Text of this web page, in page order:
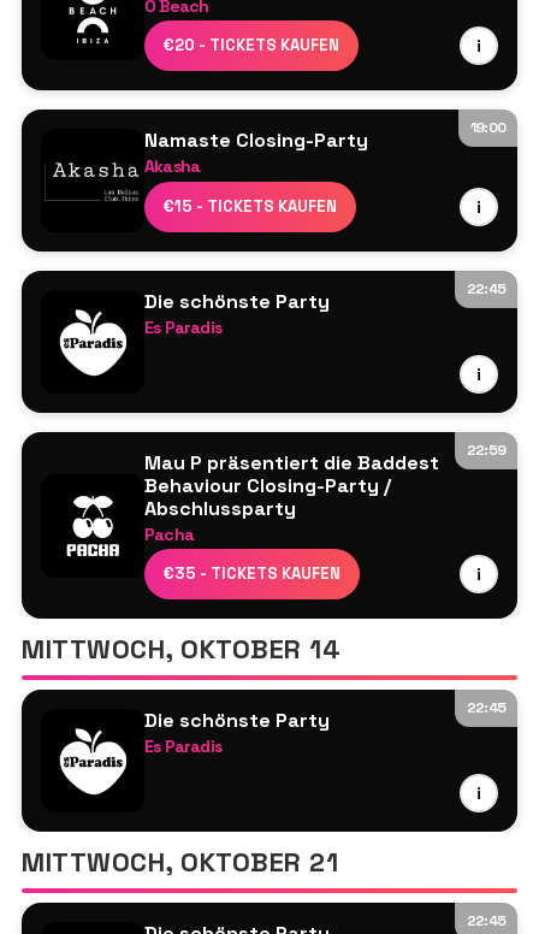
O Beach
€20 - TICKETS KAUFEN i
Ardent
Dayl
Damon Hess
Jamie Love
Morgan Kasiera
Lucy Jane
Perry Martin
M3 Ibiza Live-Musiker-Show
19:00
Namaste Closing-Party
Akasha
€15 - TICKETS KAUFEN i
Line-up wird noch bekannt gegeben
22:45
Die schönste Party
Es Paradis
i
22:59
Mau P präsentiert die Baddest
Behaviour Closing-Party /
Abschlussparty
Pacha
€35 - TICKETS KAUFEN i
Mau P
Weitere werden noch bekannt gegeben
MITTWOCH, OKTOBER 14
22:45
Die schönste Party
Es Paradis
i
MITTWOCH, OKTOBER 21
22:45